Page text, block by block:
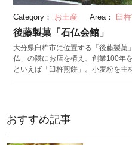
Category： お土産 Area： 臼
後藤製菓「石仏会館」
大分県臼杵市に位置する「後藤製
仏」の隣にお店を構え、創業100年
といえば「臼杵煎餅」。小麦粉を主
後藤製菓では2019年に創業100年を
クス・アティオ）」を立ち上げる
おすすめ記事